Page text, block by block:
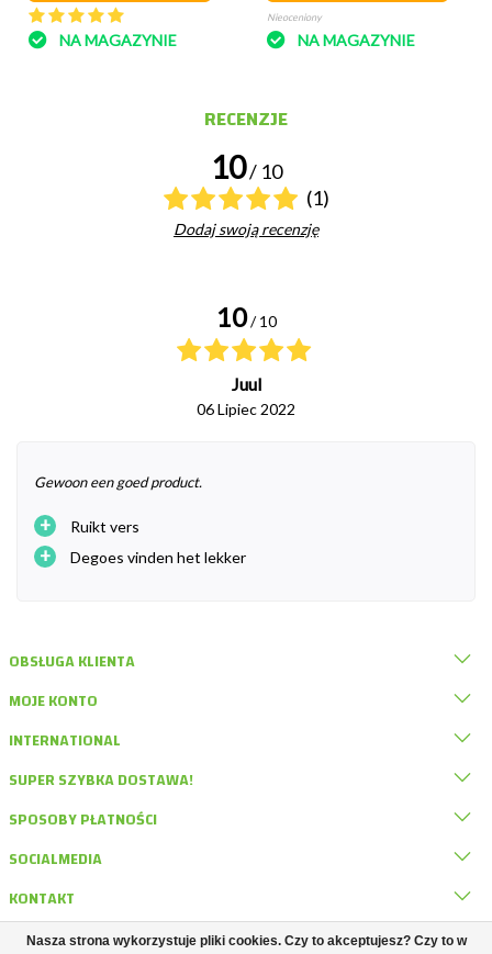
NA MAGAZYNIE
Nieoceniony
NA MAGAZYNIE
RECENZJE
10/ 10
(1)
Dodaj swoją recenzję
10 / 10
Juul
06 Lipiec 2022
Gewoon een goed product.
+ Ruikt vers
+ Degoes vinden het lekker
OBSŁUGA KLIENTA
MOJE KONTO
INTERNATIONAL
SUPER SZYBKA DOSTAWA!
SPOSOBY PŁATNOŚCI
SOCIALMEDIA
KONTAKT
Nasza strona wykorzystuje pliki cookies. Czy to akceptujesz? Czy to w